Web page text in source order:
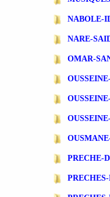
NABOLE-
NARE-
OMAR-
PRECHE-